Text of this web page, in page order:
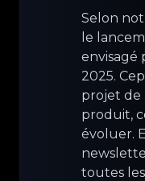
Selon
le
envisagé
2025.
projet de
produit,
évoluer.
toutes